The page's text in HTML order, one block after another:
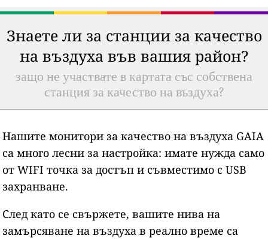
Знаете ли за станции за качество
на въздуха във вашия район?
защо не участвате в картата със собствена
станция за качество на въздуха?
Нашите монитори за качество на въздуха GAIA
са много лесни за настройка: имате нужда само
от WIFI точка за достъп и съвместимо с USB
захранване.
След като се свържете, вашите нива на
замърсяване на въздуха в реално време са